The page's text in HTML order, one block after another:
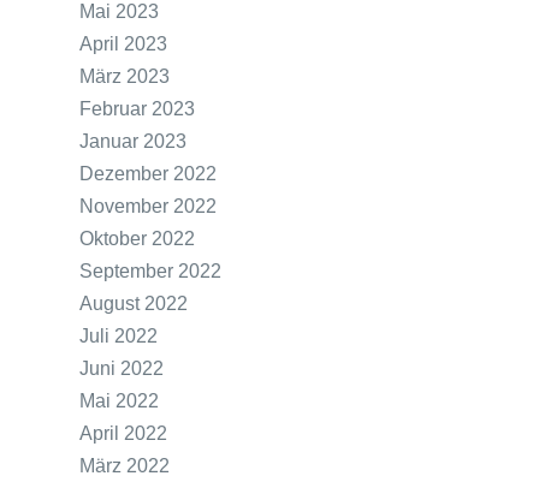
Mai 2023
April 2023
März 2023
Februar 2023
Januar 2023
Dezember 2022
November 2022
Oktober 2022
September 2022
August 2022
Juli 2022
Juni 2022
Mai 2022
April 2022
März 2022